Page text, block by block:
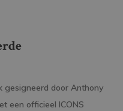
gesigneerd door Anthony
een officieel ICONS